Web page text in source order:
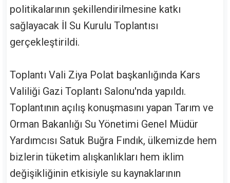
politikalarının şekillendirilmesine katkı
sağlayacak İl Su Kurulu Toplantısı
gerçekleştirildi.
Toplantı Vali Ziya Polat başkanlığında Kars
Valiliği Gazi Toplantı Salonu'nda yapıldı.
Toplantının açılış konuşmasını yapan Tarım ve
Orman Bakanlığı Su Yönetimi Genel Müdür
Yardımcısı Satuk Buğra Fındık, ülkemizde hem
bizlerin tüketim alışkanlıkları hem iklim
değişikliğinin etkisiyle su kaynaklarının